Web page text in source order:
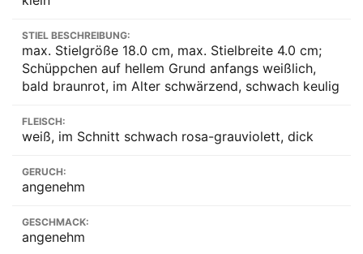
STIEL BESCHREIBUNG:
max. Stielgröße 18.0 cm, max. Stielbreite 4.0 cm;
Schüppchen auf hellem Grund anfangs weißlich,
bald braunrot, im Alter schwärzend, schwach keulig
FLEISCH:
weiß, im Schnitt schwach rosa-grauviolett, dick
GERUCH:
angenehm
GESCHMACK:
angenehm